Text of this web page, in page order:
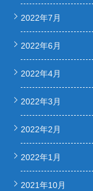
2022年7月
2022年6月
2022年4月
2022年3月
2022年2月
2022年1月
2021年10月